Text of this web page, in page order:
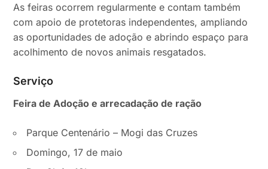
As feiras ocorrem regularmente e contam também
com apoio de protetoras independentes, ampliando
as oportunidades de adoção e abrindo espaço para
acolhimento de novos animais resgatados.
Serviço
Feira de Adoção e arrecadação de ração
Parque Centenário – Mogi das Cruzes
Domingo, 17 de maio